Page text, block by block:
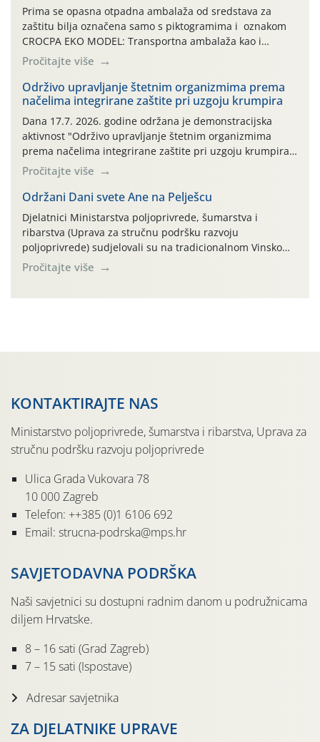
Prima se opasna otpadna ambalaža od sredstava za
zaštitu bilja označena samo s piktogramima i oznakom
CROCPA EKO MODEL: Transportna ambalaža kao i
ambalaža drugih proizvoda koji nisu sredstva za zaštitu
bilja (npr. ambalaža od mineralnih gnojiva,) se ne
prihvaća. Korisnicima je osiguran besplatni povrat
prazne ambalaže isključivo ovih tvrtki: AGROCHEM-MAKS,
AGRONOM, ALBAUGH TKI* (PINUS […]
Pročitajte više
Održivo upravljanje štetnim organizmima prema
načelima integrirane zaštite pri uzgoju krumpira
Dana 17.7. 2026. godine održana je demonstracijska
aktivnost "Održivo upravljanje štetnim organizmima
prema načelima integrirane zaštite pri uzgoju krumpira"
na pokusnom polju "Poredje", kraj naselja Belica (ARKOD
parcela ID 2445031) (središnji dio Međimurske županije).
Pročitajte više
Održani Dani svete Ane na Pelješcu
Djelatnici Ministarstva poljoprivrede, šumarstva i
ribarstva (Uprava za stručnu podršku razvoju
poljoprivrede) sudjelovali su na tradicionalnom Vinskom
forumu, održanom 24.07.2026. godine u Domu vinarske
tradicije u Putnikovićima na poluotoku Pelješcu, u
Pročitajte više
KONTAKTIRAJTE NAS
Ministarstvo poljoprivrede, šumarstva i ribarstva, Uprava za
stručnu podršku razvoju poljoprivrede
Ulica Grada Vukovara 78
10 000 Zagreb
Telefon: ++385 (0)1 6106 692
Email: strucna-podrska@mps.hr
SAVJETODAVNA PODRŠKA
Naši savjetnici su dostupni radnim danom u podružnicama
diljem Hrvatske.
8 – 16 sati (Grad Zagreb)
7 – 15 sati (Ispostave)
Adresar savjetnika
ZA DJELATNIKE UPRAVE